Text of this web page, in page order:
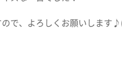
で、よろしくお願いします